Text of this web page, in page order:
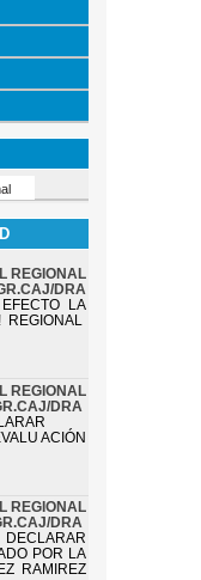
REGIONAL
DRA
LA
REGIONAL
REGIONAL
DRA
ACIÓN
REGIONAL
DRA
POR LA
RAMIREZ